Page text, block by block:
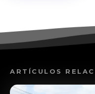
ARTÍCULOS